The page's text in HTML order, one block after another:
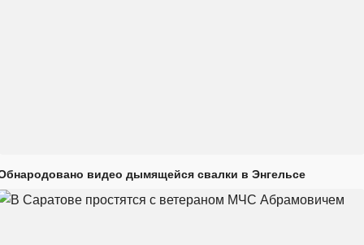
видео дымящейся свалки в Энгельсе